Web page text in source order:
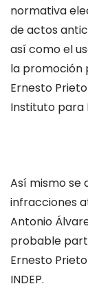
normativa
de actos
así como el
la promoción
Ernesto
Instituto para
Así mismo se
infracciones
Antonio
probable
Ernesto
INDEP.